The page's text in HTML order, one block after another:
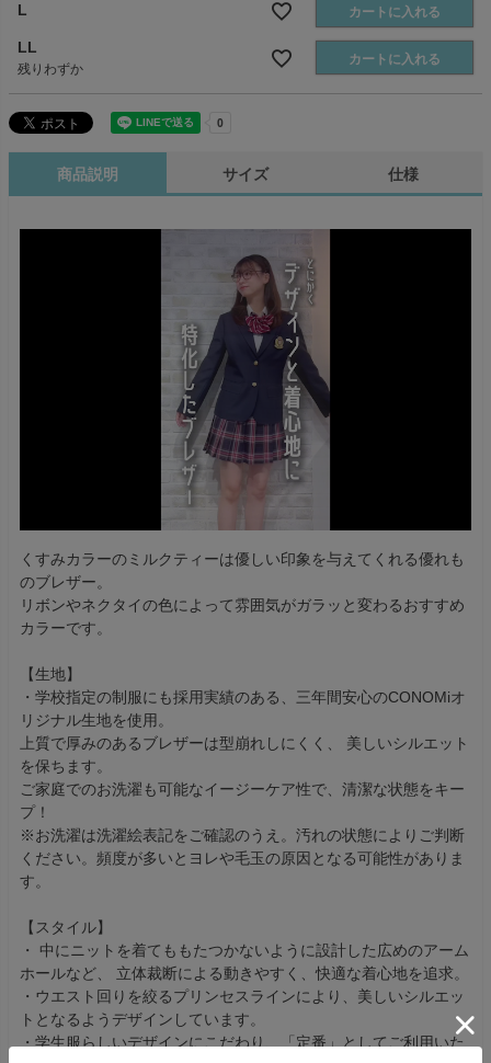
L カートに入れる
LL
残りわずか
カートに入れる
商品説明 サイズ 仕様
くすみカラーのミルクティーは優しい印象を与えてくれる優れも
のブレザー。
リボンやネクタイの色によって雰囲気がガラッと変わるおすすめ
カラーです。
【生地】
・学校指定の制服にも採用実績のある、三年間安心のCONOMiオ
リジナル生地を使用。
上質で厚みのあるブレザーは型崩れしにくく、 美しいシルエット
を保ちます。
ご家庭でのお洗濯も可能なイージーケア性で、清潔な状態をキー
プ！
※お洗濯は洗濯絵表記をご確認のうえ。汚れの状態によりご判断
ください。頻度が多いとヨレや毛玉の原因となる可能性がありま
す。
【スタイル】
・ 中にニットを着てももたつかないように設計した広めのアーム
ホールなど、 立体裁断による動きやすく、快適な着心地を追求。
・ウエスト回りを絞るプリンセスラインにより、美しいシルエッ
トとなるようデザインしています。
・学生服らしいデザインにこだわり、「定番」としてご利用いた